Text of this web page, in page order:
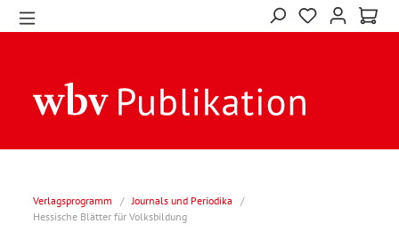
Verlagsprogramm / Journals und Periodika
/
Hessische Blätter für Volksbildung